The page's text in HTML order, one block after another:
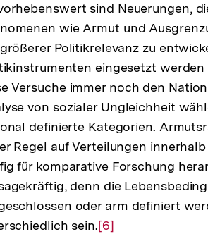
Fußnote
sind Neuerungen,
wie Armut und
Politikrelevanz zu
eingesetzt werden
Versuche immer noch den
von sozialer Ungleichheit
definierte Kategorien.
Regel auf Verteilungen
für komparative Forschung
denn die
oder arm definiert
sein.Zur
[6]